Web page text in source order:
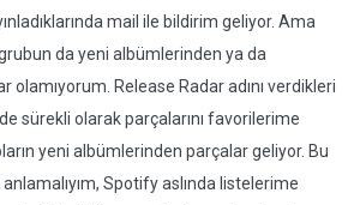
mail ile bildirim geliyor. Ama
da yeni albümlerinden ya da
olamıyorum. Release Radar adını verdikleri
sürekli olarak parçalarını favorilerime
yeni albümlerinden parçalar geliyor. Bu
Spotify aslında listelerime